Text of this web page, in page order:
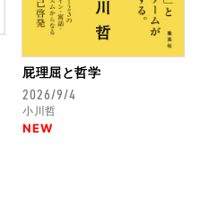
屁理屈と哲学
2026/9/4
小川哲
NEW